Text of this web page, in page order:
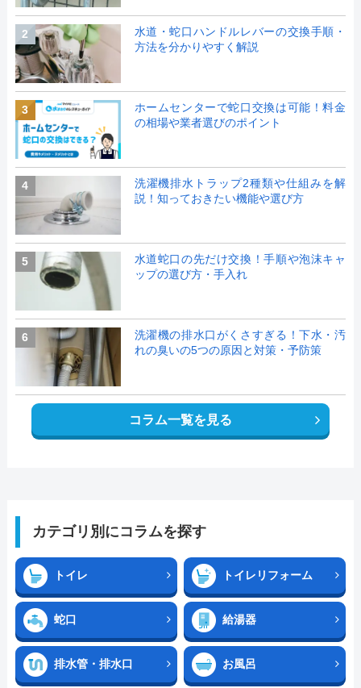
2
水道・蛇口ハンドルレバーの交換手順・
方法を分かりやすく解説
3
ホームセンターで蛇口交換は可能！料金
の相場や業者選びのポイント
4
洗濯機排水トラップ2種類や仕組みを解
説！知っておきたい機能や選び方
5
水道蛇口の先だけ交換！手順や泡沫キャ
ップの選び方・手入れ
6
洗濯機の排水口がくさすぎる！下水・汚
れの臭いの5つの原因と対策・予防策
コラム一覧を見る
カテゴリ別にコラムを探す
トイレ トイレリフォーム
蛇口 給湯器
排水管・排水口 お風呂